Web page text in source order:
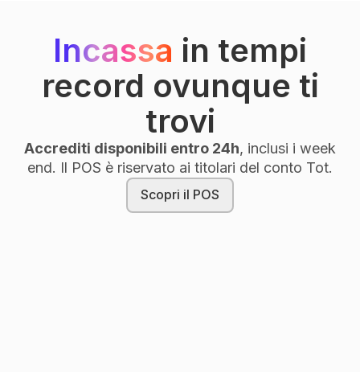
Incassa in tempi
record ovunque ti
trovi
Accrediti disponibili entro 24h, inclusi i week
end. Il POS è riservato ai titolari del conto Tot.
Scopri il POS